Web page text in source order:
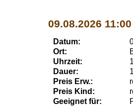
09.08.2026
Datum:
Ort:
Uhrzeit:
Dauer:
Preis Erw.:
Preis Kind:
Geeignet für: